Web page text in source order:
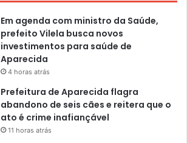
Em agenda com ministro da Saúde,
prefeito Vilela busca novos
investimentos para saúde de
Aparecida
4 horas atrás
Prefeitura de Aparecida flagra
abandono de seis cães e reitera que o
ato é crime inafiançável
11 horas atrás